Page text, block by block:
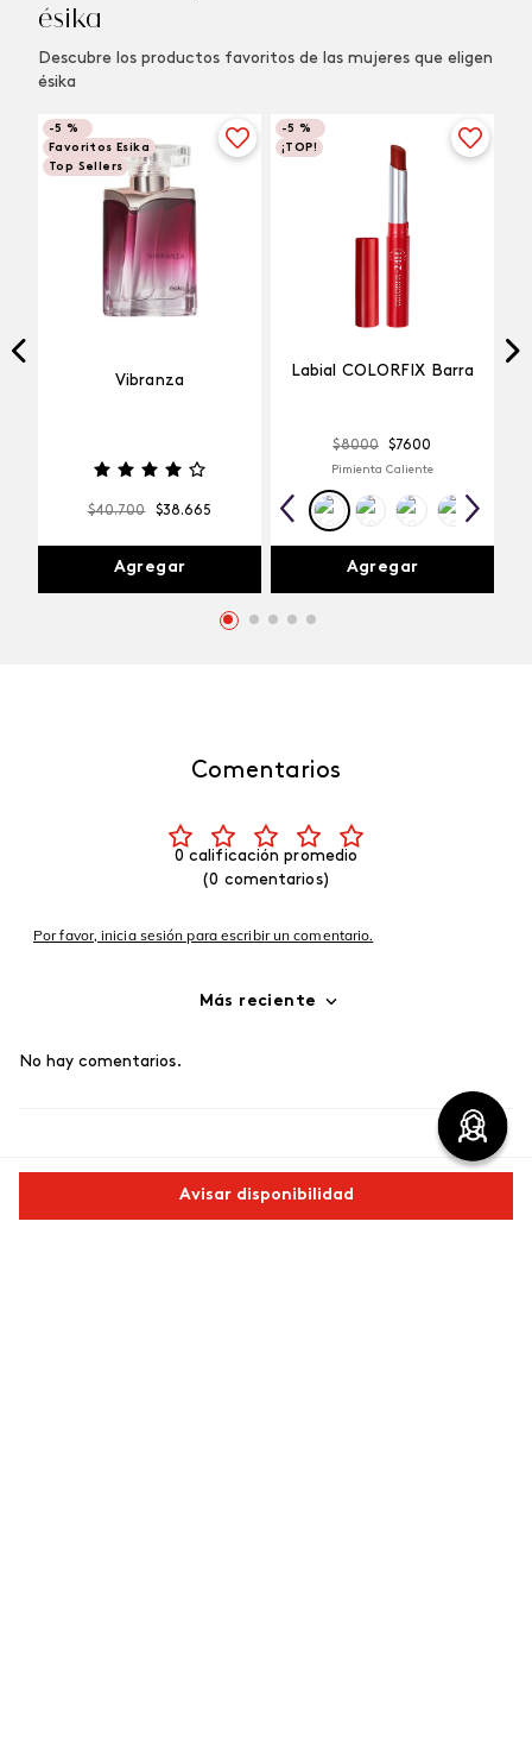
Avisar disponibilidad
ésika
Descubre los productos favoritos de las mujeres que eligen
ésika
-5 %
Favoritos Esika
Top Sellers
Vibranza
$40.700 $38.665
Agregar
-5 %
¡TOP!
Labial COLORFIX Barra
$8000 $7600
Pimienta Caliente
Agregar
Comentarios
0 calificación promedio
(0 comentarios)
Por favor, inicia sesión para escribir un comentario.
Más reciente
No hay comentarios.